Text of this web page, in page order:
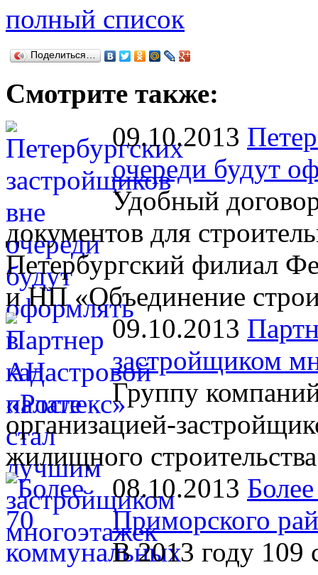
полный список
Поделиться…
Смотрите также:
09.10.2013
очереди будут
Удобный
документов для
Петербургский филиал
и НП «Объединение
09.10.2013
застройщиком
Группу
организацией-
жилищного
08.10.2013
Приморского
В 2013 году 109